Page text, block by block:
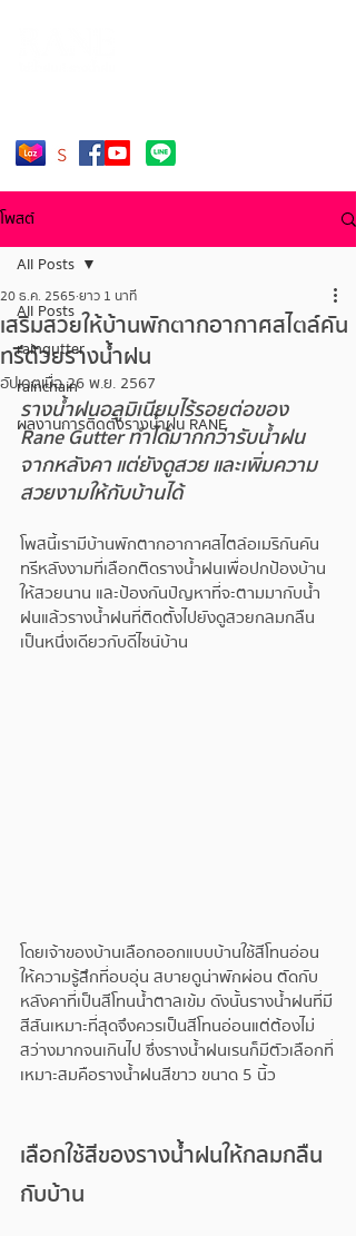
โพสต์
All Posts
raingutter
rainchain
ผลงานการติดตั้งรางน้ำฝน RANE
All Posts
เสริมสวยให้บ้านพักตากอากาศสไตล์คัน
ทรีด้วยรางน้ำฝน
20 ธ.ค. 2565 ยาว 1 นาที
อัปเดตเมื่อ26 พ.ย. 2567
รางน้ำฝนอลูมิเนียมไร้รอยต่อของ
Rane Gutter ทำได้มากกว่ารับน้ำฝน
จากหลังคา แต่ยังดูสวย และเพิ่มความ
สวยงามให้กับบ้านได้
โพสนี้เรามีบ้านพักตากอากาศสไตล์อเมริกันคัน
ทรีหลังงามที่เลือกติดรางน้ำฝนเพื่อปกป้องบ้าน
ให้สวยนาน และป้องกันปัญหาที่จะตามมากับน้ำ
ฝนแล้วรางน้ำฝนที่ติดตั้งไปยังดูสวยกลมกลืน
เป็นหนึ่งเดียวกับดีไซน์บ้าน
โดยเจ้าของบ้านเลือกออกแบบบ้านใช้สีโทนอ่อน
ให้ความรู้สึกที่อบอุ่น สบายดูน่าพักผ่อน ตัดกับ
หลังคาที่เป็นสีโทนน้ำตาลเข้ม ดังนั้นรางน้ำฝนที่มี
สีสันเหมาะที่สุดจึงควรเป็นสีโทนอ่อนแต่ต้องไม่
สว่างมากจนเกินไป ซึ่งรางน้ำฝนเรนก็มีตัวเลือกที่
เหมาะสมคือรางน้ำฝนสีขาว ขนาด 5 นิ้ว
เลือกใช้สีของรางน้ำฝนให้กลมกลืน
กับบ้าน